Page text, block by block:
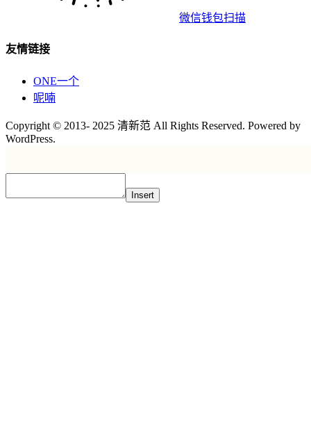
微信钱包扫描
友情链接
ONE一个
呢喃
Copyright © 2013- 2025 清新范 All Rights Reserved. Powered by
WordPress.
Insert